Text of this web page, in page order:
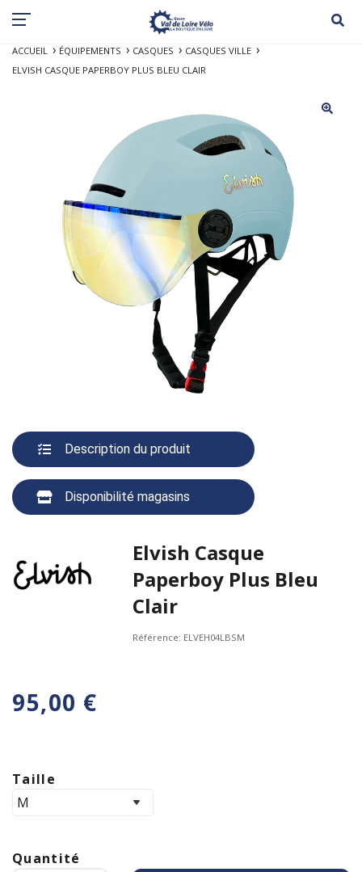
ACCUEIL ÉQUIPEMENTS CASQUES
CASQUES VILLE
ELVISH CASQUE PAPERBOY PLUS BLEU CLAIR
Description du produit
Disponibilité magasins
Elvish Casque
Paperboy Plus Bleu
Clair
Référence: ELVEH04LBSM
95,00 €
Taille
Quantité